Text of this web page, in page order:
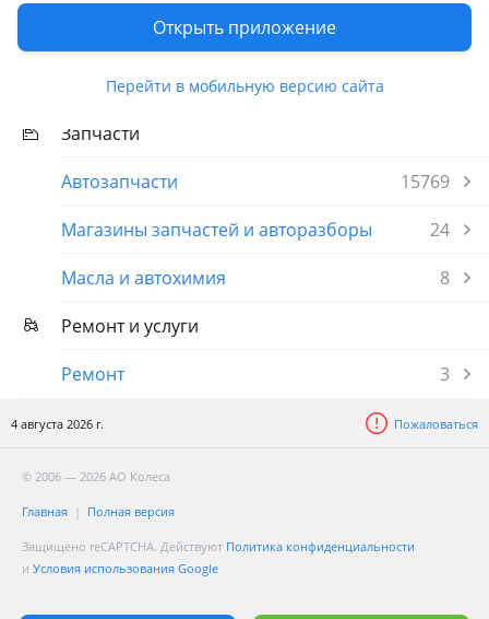
Открыть приложение
Перейти в мобильную версию сайта
Другие объявления продавца
Запчасти
Автозапчасти
15769
Магазины запчастей и авторазборы
24
Масла и автохимия
8
Ремонт и услуги
Ремонт
3
4 августа 2026 г. Пожаловаться
© 2006 — 2026 АО Колеса
Главная Полная версия
Защищено reCAPTCHA. Действуют Политика конфиденциальности
и Условия использования Google